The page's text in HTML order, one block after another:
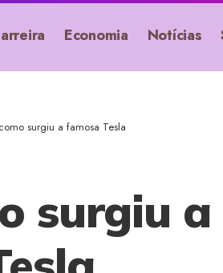
Economia Notícias
surgiu a famosa Tesla
surgiu a